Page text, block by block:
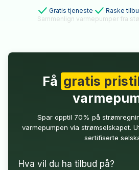
Gratis tjeneste Raske
Sammenlign varmepumper fra
Få gratis
Spar opptil 70% på
varmepumpen via strømselskapet.
sertifiserte
Hva vil du ha tilbud på?